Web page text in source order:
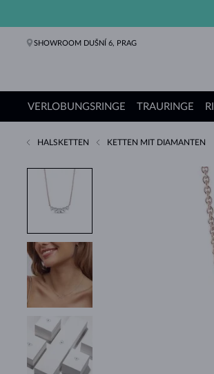
SHOWROOM DUŠNÍ 6, PRAG
VERLOBUNGSRINGE TRAURINGE
Trauringe
Ringe
Ohrringe
Ketten
Armbänder
Perlen
Schmuck
Geschenke
KLENOTA
HALSKETTEN KETTEN MIT DIAMANTEN